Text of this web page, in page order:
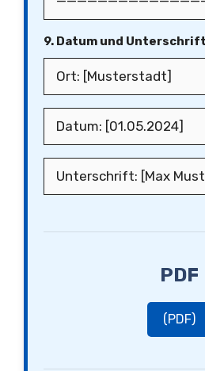
9. Datum und Unterschrift
PDF
(PDF)